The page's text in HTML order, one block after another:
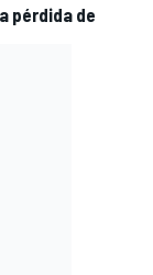
pérdida de